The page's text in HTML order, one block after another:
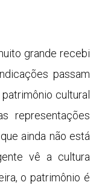
grande recebi
passam
cultural
representações
ainda não está
vê a cultura
o patrimônio é